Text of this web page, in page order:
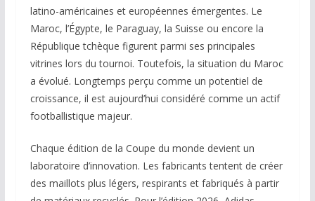
latino-américaines et européennes émergentes. Le
Maroc, l’Égypte, le Paraguay, la Suisse ou encore la
République tchèque figurent parmi ses principales
vitrines lors du tournoi. Toutefois, la situation du Maroc
a évolué. Longtemps perçu comme un potentiel de
croissance, il est aujourd’hui considéré comme un actif
footballistique majeur.
Chaque édition de la Coupe du monde devient un
laboratoire d’innovation. Les fabricants tentent de créer
des maillots plus légers, respirants et fabriqués à partir